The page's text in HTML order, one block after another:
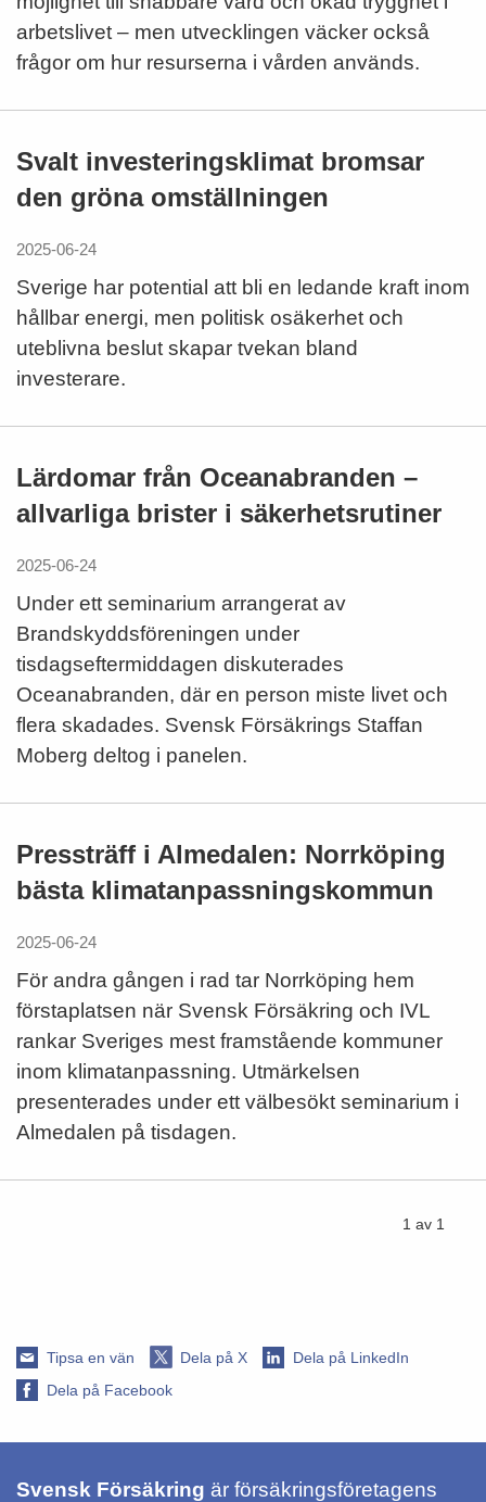
arbetslivet – men utvecklingen väcker också
frågor om hur resurserna i vården används.
Svalt investeringsklimat bromsar
den gröna omställningen
2025-06-24
Sverige har potential att bli en ledande kraft inom
hållbar energi, men politisk osäkerhet och
uteblivna beslut skapar tvekan bland
investerare.
Lärdomar från Oceanabranden –
allvarliga brister i säkerhetsrutiner
2025-06-24
Under ett seminarium arrangerat av
Brandskyddsföreningen under
tisdagseftermiddagen diskuterades
Oceanabranden, där en person miste livet och
flera skadades. Svensk Försäkrings Staffan
Moberg deltog i panelen.
Pressträff i Almedalen: Norrköping
bästa klimatanpassningskommun
2025-06-24
För andra gången i rad tar Norrköping hem
förstaplatsen när Svensk Försäkring och IVL
rankar Sveriges mest framstående kommuner
inom klimatanpassning. Utmärkelsen
presenterades under ett välbesökt seminarium i
Almedalen på tisdagen.
1 av 1
Tipsa en vän Dela på X
Dela på LinkedIn
Dela på Facebook
Svensk Försäkring är försäkringsföretagens